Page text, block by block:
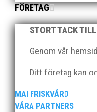
FÖRETAG
STORT TACK
Genom vår
Ditt företag kan
MAI FRISKVÅRD
VÅRA PARTNERS
För mig har